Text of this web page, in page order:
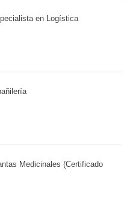
en Logística
Medicinales (Certificado